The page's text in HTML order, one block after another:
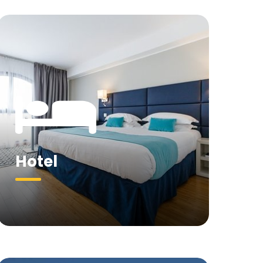
Hotel